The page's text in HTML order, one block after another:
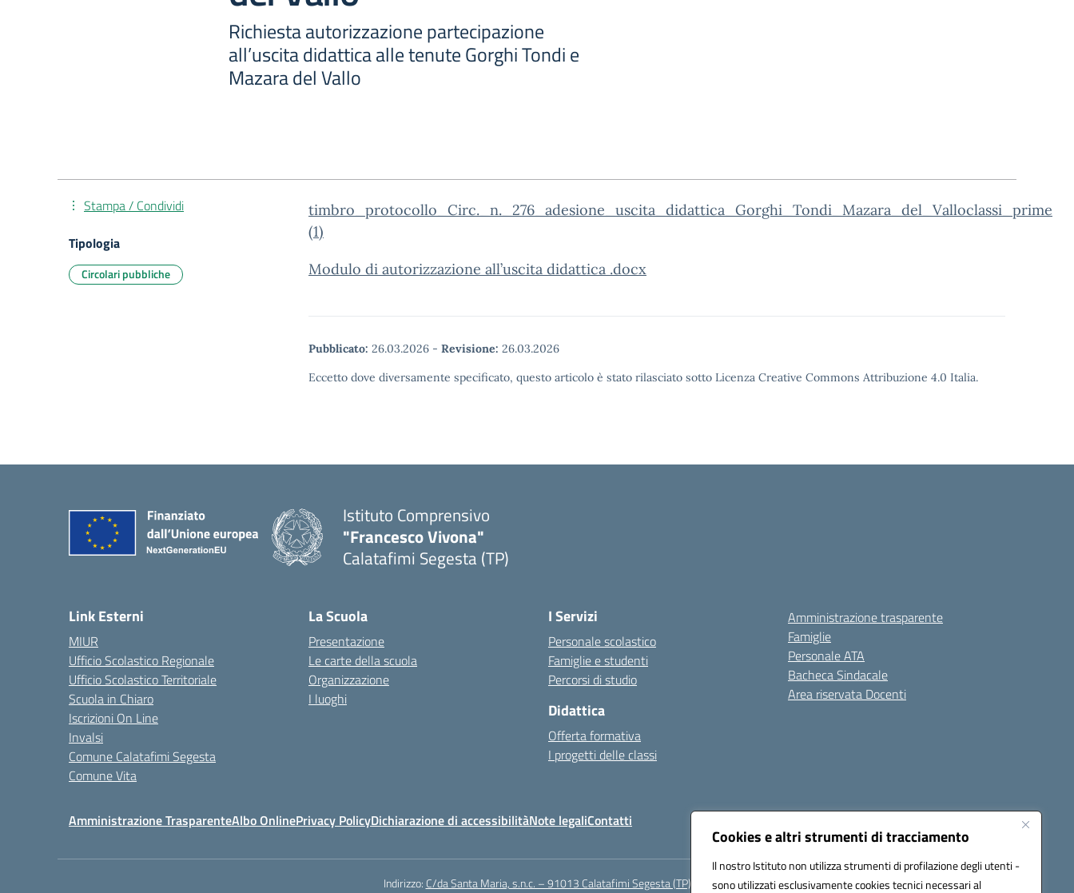
Cookies e altri strumenti di tracciamento
Il nostro Istituto non utilizza strumenti di profilazione degli utenti -
sono utilizzati esclusivamente cookies tecnici necessari al
Richiesta autorizzazione partecipazione
all’uscita didattica alle tenute Gorghi Tondi e
Mazara del Vallo
timbro_protocollo_Circ._n._276_adesione_uscita_didattica_Gorghi_Tondi_Mazara_del_Valloclassi_prime
(1)
Modulo di autorizzazione all’uscita didattica .docx
Pubblicato: 26.03.2026 - Revisione: 26.03.2026
Eccetto dove diversamente specificato, questo articolo è stato rilasciato sotto Licenza Creative Commons Attribuzione 4.0 Italia.
Stampa / Condividi
Tipologia
Circolari pubbliche
Istituto Comprensivo
"Francesco Vivona"
Calatafimi Segesta (TP)
Link Esterni
MIUR
Ufficio Scolastico Regionale
Ufficio Scolastico Territoriale
Scuola in Chiaro
Iscrizioni On Line
Invalsi
Comune Calatafimi Segesta
Comune Vita
La Scuola
Presentazione
Le carte della scuola
Organizzazione
I luoghi
I Servizi
Personale scolastico
Famiglie e studenti
Percorsi di studio
Didattica
Offerta formativa
I progetti delle classi
Amministrazione trasparente
Famiglie
Personale ATA
Bacheca Sindacale
Area riservata Docenti
Amministrazione TrasparenteAlbo OnlinePrivacy PolicyDichiarazione di accessibilitàNote legaliContatti
Indirizzo: C/da Santa Maria, s.n.c. – 91013 Calatafimi Segesta (TP)